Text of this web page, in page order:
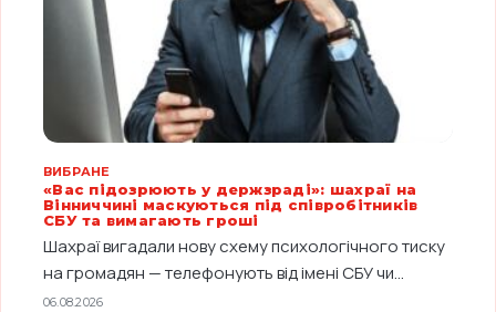
ВИБРАНЕ
«Вас підозрюють у держзраді»: шахраї на
Вінниччині маскуються під співробітників
СБУ та вимагають гроші
Шахраї вигадали нову схему психологічного тиску
на громадян — телефонують від імені СБУ чи...
06.08.2026